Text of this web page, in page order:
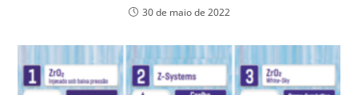
30 de maio de 2022